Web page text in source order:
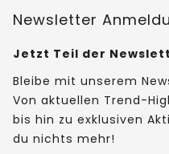
Newsletter
Jetzt Teil der
Bleibe mit unserem
Von aktuellen Trend-
bis hin zu exklusiven
du nichts mehr!